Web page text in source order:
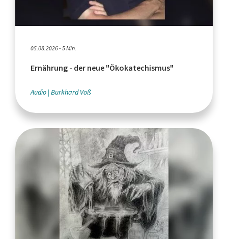
05.08.2026 - 5 Min.
Ernährung - der neue "Ökokatechismus"
Audio Burkhard Voß